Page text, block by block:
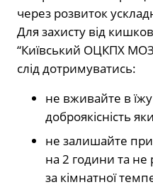
через розвиток
Для захисту від
“Київський ОЦКПХ
слід дотримуватись:
не вживайте в
доброякісність
не залишайте
на 2 години та
за кімнатної